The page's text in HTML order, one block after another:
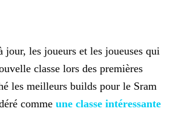
jour, les joueurs et les joueuses qui
classe lors des premières
les meilleurs builds pour le Sram
comme une classe intéressante